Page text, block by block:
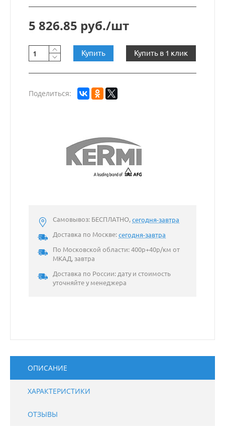
5 826.85 руб./шт
Купить Купить в 1 клик
Поделиться:
Самовывоз: БЕСПЛАТНО,сегодня-завтра
Доставка по Москве:сегодня-завтра
По Московской области: 400р+40р/км от
МКАД, завтра
Доставка по России: дату и стоимость
уточняйте у менеджера
ОПИСАНИЕ
ХАРАКТЕРИСТИКИ
ОТЗЫВЫ